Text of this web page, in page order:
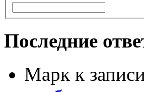
Последние
Марк к